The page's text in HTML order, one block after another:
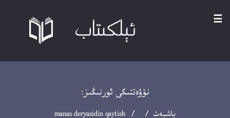
☰
نۆۋەتتىكى ئورنىڭىز:
باشبەت / / manas deryasidin qaytish